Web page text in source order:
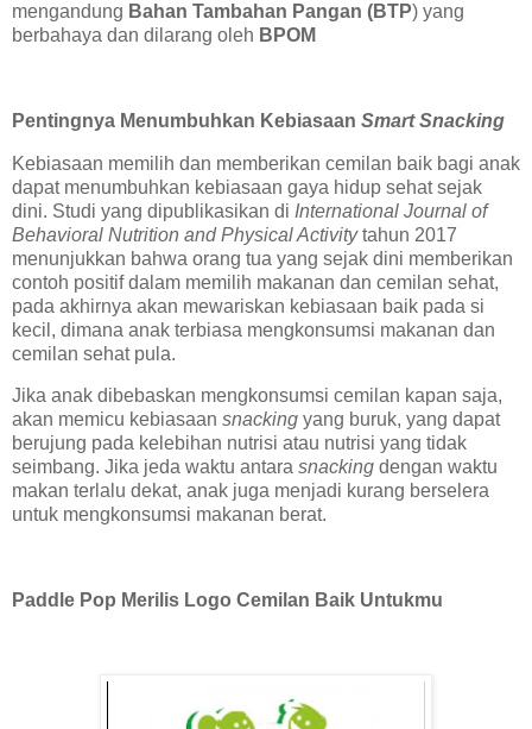
mengandung Bahan Tambahan Pangan (BTP) yang
berbahaya dan dilarang oleh BPOM
Pentingnya Menumbuhkan Kebiasaan Smart Snacking
Kebiasaan memilih dan memberikan cemilan baik bagi anak
dapat menumbuhkan kebiasaan gaya hidup sehat sejak
dini. Studi yang dipublikasikan di International Journal of
Behavioral Nutrition and Physical Activitytahun 2017
menunjukkan bahwa orang tua yang sejak dini memberikan
contoh positif dalam memilih makanan dan cemilan sehat,
pada akhirnya akan mewariskan kebiasaan baik pada si
kecil, dimana anak terbiasa mengkonsumsi makanan dan
cemilan sehat pula.
Jika anak dibebaskan mengkonsumsi cemilan kapan saja,
akan memicu kebiasaan snacking yang buruk, yang dapat
berujung pada kelebihan nutrisi atau nutrisi yang tidak
seimbang. Jika jeda waktu antara snacking dengan waktu
makan terlalu dekat, anak juga menjadi kurang berselera
untuk mengkonsumsi makanan berat.
Paddle Pop Merilis Logo Cemilan Baik Untukmu